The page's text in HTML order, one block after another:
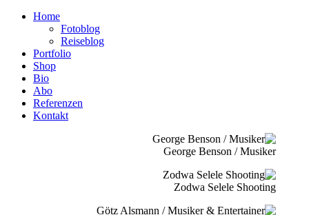
Home
Fotoblog
Reiseblog
Portfolio
Shop
Bio
Abo
Referenzen
Kontakt
George Benson / Musiker
Zodwa Selele Shooting